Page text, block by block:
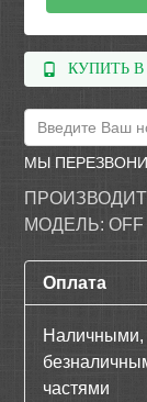
КУПИТЬ В
МЫ
МОДЕЛЬ:
Оплата
Наличными,
частями